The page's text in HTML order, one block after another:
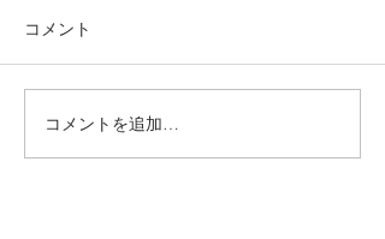
動かないところに、中心
がある。——ロジャース
コメント
コメントを追加…